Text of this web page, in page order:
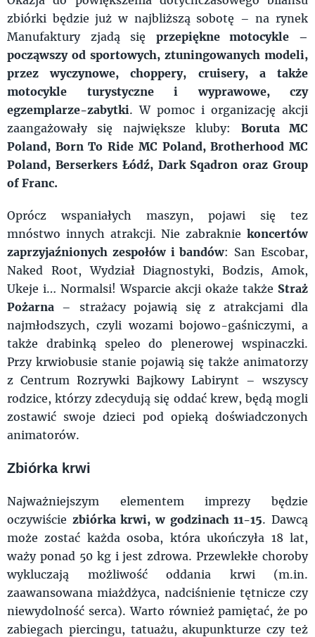
zbiórki będzie już w najbliższą sobotę – na rynek
Manufaktury zjadą się przepiękne motocykle –
począwszy od sportowych, ztuningowanych modeli,
przez wyczynowe, choppery, cruisery, a także
motocykle turystyczne i wyprawowe, czy
egzemplarze-zabytki. W pomoc i organizację akcji
zaangażowały się największe kluby: Boruta MC
Poland, Born To Ride MC Poland, Brotherhood MC
Poland, Berserkers Łódź, Dark Sqadron oraz Group
of Franc.
Oprócz wspaniałych maszyn, pojawi się tez
mnóstwo innych atrakcji. Nie zabraknie koncertów
zaprzyjaźnionych zespołów i bandów: San Escobar,
Naked Root, Wydział Diagnostyki, Bodzis, Amok,
Ukeje i… Normalsi! Wsparcie akcji okaże także Straż
Pożarna – strażacy pojawią się z atrakcjami dla
najmłodszych, czyli wozami bojowo-gaśniczymi, a
także drabinką speleo do plenerowej wspinaczki.
Przy krwiobusie stanie pojawią się także animatorzy
z Centrum Rozrywki Bajkowy Labirynt – wszyscy
rodzice, którzy zdecydują się oddać krew, będą mogli
zostawić swoje dzieci pod opieką doświadczonych
animatorów.
Zbiórka krwi
Najważniejszym elementem imprezy będzie
oczywiście zbiórka krwi, w godzinach 11-15. Dawcą
może zostać każda osoba, która ukończyła 18 lat,
waży ponad 50 kg i jest zdrowa. Przewlekłe choroby
wykluczają możliwość oddania krwi (m.in.
zaawansowana miażdżyca, nadciśnienie tętnicze czy
niewydolność serca). Warto również pamiętać, że po
zabiegach piercingu, tatuażu, akupunkturze czy też